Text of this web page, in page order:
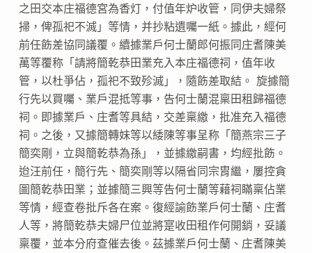
之田交本庄福德宮為香灯，付值年炉收管，同伊夫婦祭
掃，俾孤祀不滅」等情，并抄粘遺囑一紙。據此，經何
前任飭差協同議覆。續據業戶何士蘭郎何振同庄耆陳美
萬等覆称「請將簡乾恭田業充入本庄福德祠，值年收
管，以杜爭佔，孤祀不致殄滅」，隨飭差取結。 旋據簡
行先以買囑、業戶混抵等事，告何士蘭混稟田租歸福德
祠。即據業戶、庄耆等具結，交差稟繳，批准充入福德
祠。之後，又據簡轉妹等以緌陳等事呈称「簡燕宗三子
簡奕剛，立與簡乾恭為孫」，並據繳嗣書，均經批飭。
迨汪前任，簡行先、簡奕剛等以隔省同宗胄繼，屢控貪
圖簡乾恭田業；並據簡三興等告何士蘭等藉祠瞞稟佔業
等情，經查卷批斥各在案。復經諭飭業戶何士蘭、庄耆
人等，將簡乾恭夫婦尸位並將寔收田租作何開銷，妥議
稟覆，並本分府查催去後。茲據業戶何士蘭、庄耆陳美